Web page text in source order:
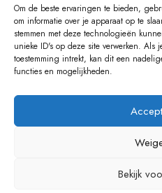
Om de beste ervaringen te bieden,
om informatie over je apparaat op te
stemmen met deze technologieën
unieke ID's op deze site verwerken. Als
toestemming intrekt, kan dit een
functies en mogelijkheden.
Bekijk
VOORDEFUN.NL 2022